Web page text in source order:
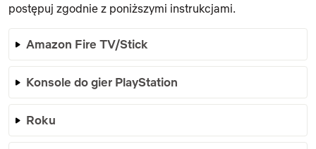
postępuj zgodnie z poniższymi instrukcjami.
Amazon Fire TV/Stick
Konsole do gier PlayStation
Roku